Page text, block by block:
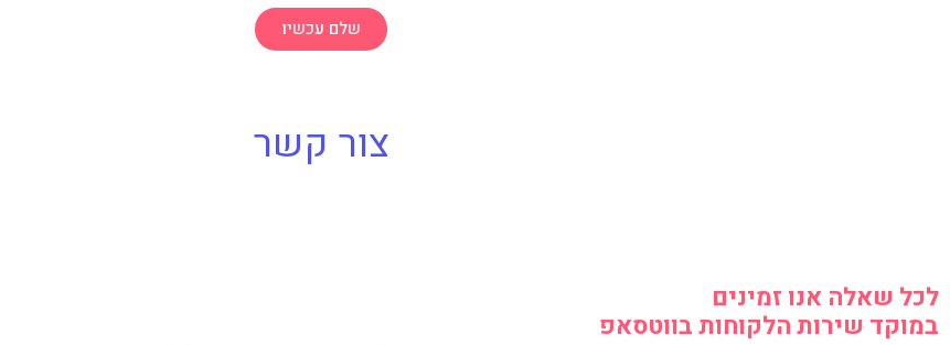
שלם עכשיו
צור קשר
לכל שאלה אנו זמינים
במוקד שירות הלקוחות בווטסאפ